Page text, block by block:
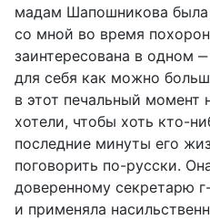
мадам Шапошникова была
со мной во время
заинтересована в одном
для себя как можно
в этот печальный
хотели, чтобы хоть кто-
последние минуты его
поговорить по-русски.
доверенному секретарю
и применяла